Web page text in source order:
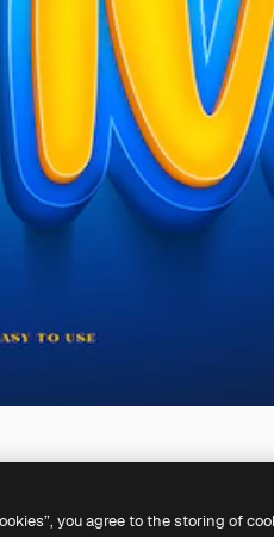
you agree to the storing of